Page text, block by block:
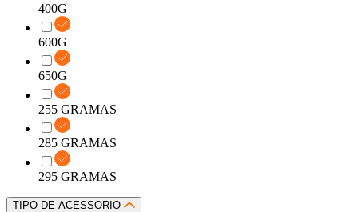
400G
600G
650G
255 GRAMAS
285 GRAMAS
295 GRAMAS
TIPO DE ACESSORIO